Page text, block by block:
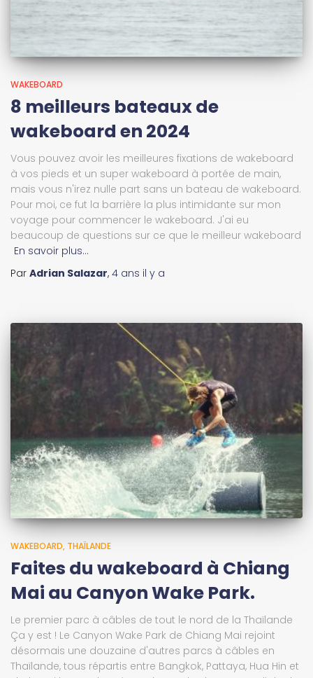
WAKEBOARD
8 meilleurs bateaux de
wakeboard en 2024
Vous pouvez avoir les meilleures fixations de wakeboard
à vos pieds et un super wakeboard à portée de main,
mais vous n'irez nulle part sans un bateau de wakeboard.
Pour moi, ce fut la barrière la plus intimidante sur mon
voyage pour commencer le wakeboard. J'ai eu
beaucoup de questions sur ce que le meilleur wakeboard
En savoir plus…
Par Adrian Salazar, 4 ans il y a
WAKEBOARD THAÏLANDE
Faites du wakeboard à Chiang
Mai au Canyon Wake Park.
Le premier parc à câbles de tout le nord de la Thaïlande
Ça y est ! Le Canyon Wake Park de Chiang Mai rejoint
désormais une douzaine d'autres parcs à câbles en
Thaïlande, tous répartis entre Bangkok, Pattaya, Hua Hin et